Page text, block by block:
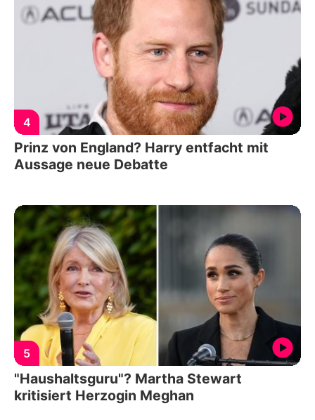
4
Prinz von England? Harry entfacht mit
Aussage neue Debatte
5
"Haushaltsguru"? Martha Stewart
kritisiert Herzogin Meghan